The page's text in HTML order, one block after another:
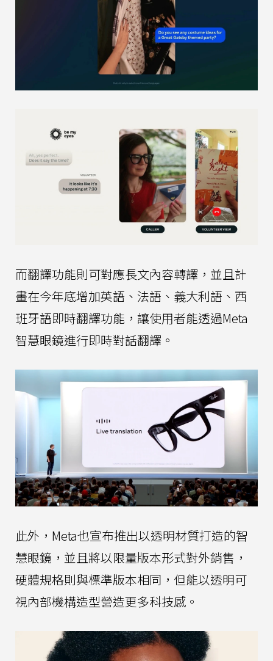
而翻譯功能則可對應長文內容轉譯，並且計
畫在今年底增加英語、法語、義大利語、西
班牙語即時翻譯功能，讓使用者能透過Meta
智慧眼鏡進行即時對話翻譯。
此外，Meta也宣布推出以透明材質打造的智
慧眼鏡，並且將以限量版本形式對外銷售，
硬體規格則與標準版本相同，但能以透明可
視內部機構造型營造更多科技感。